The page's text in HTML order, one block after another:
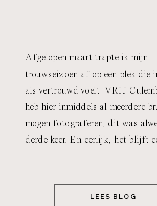
Afgelopen maart trapte ik mijn
trouwseizoen af op een plek die
als vertrouwd voelt: VRIJ
heb hier inmiddels al meerdere
mogen fotograferen. dit was
derde keer. En eerlijk, het blijft
LEES BLOG